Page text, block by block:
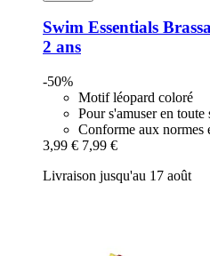
Swim Essentials
2 ans
-50%
Motif léopard coloré
Pour s'amuser en toute
Conforme aux normes
3,99 € 7,99 €
Livraison jusqu'au 17 août